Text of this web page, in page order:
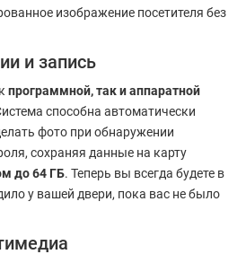
изображение посетителя без
и запись
программной, так и аппаратной
способна автоматически
фото при обнаружении
сохраняя данные на карту
до 64 ГБ. Теперь вы всегда будете в
у вашей двери, пока вас не было